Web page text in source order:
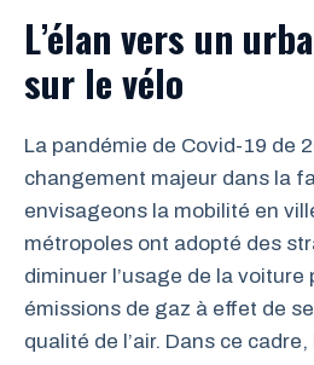
L’élan vers un
sur le vélo
La pandémie de Covid-19 de
changement majeur dans la
envisageons la mobilité en
métropoles ont adopté des
diminuer l’usage de la voiture
émissions de gaz à effet de
qualité de l’air. Dans ce